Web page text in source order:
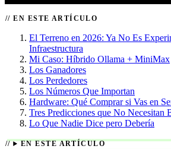
EN ESTE ARTÍCULO
El Terreno en 2026: Ya No Es
Infraestructura
Mi Caso: Híbrido Ollama + MiniMax
Los Ganadores
Los Perdedores
Los Números Que Importan
Hardware: Qué Comprar si Vas en
Tres Predicciones que No Necesitan
Lo Que Nadie Dice pero Debería
EN ESTE ARTÍCULO